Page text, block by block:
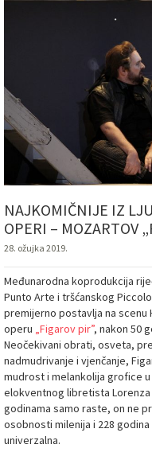
NAJKOMIČNIJE IZ
OPERI – MOZARTOV
28. ožujka 2019.
Međunarodna koprodukcija
Punto Arte i tršćanskog
premijerno postavlja na scenu
operu „Figarov pir”, nakon 50
Neočekivani obrati, osveta,
nadmudrivanje i vjenčanje,
mudrost i melankolija grofice
elokventnog libretista
godinama samo raste, on ne
osobnosti milenija i 228
univerzalna.